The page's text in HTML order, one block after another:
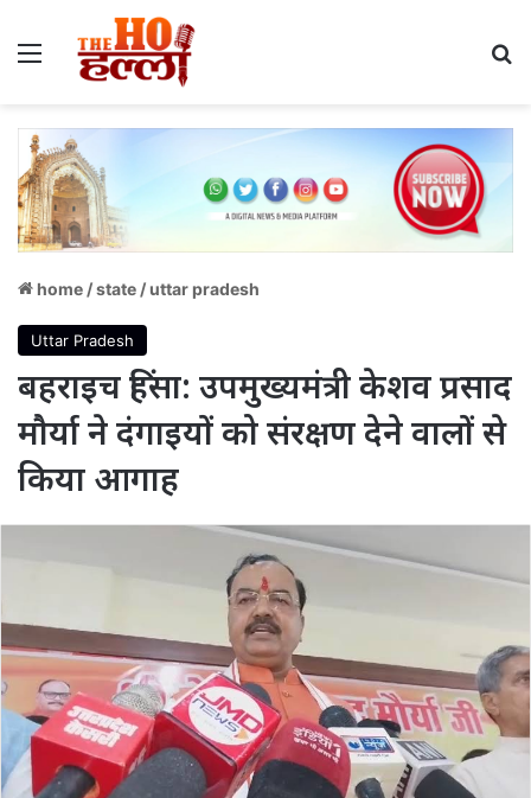
Menu
home /state /uttar pradesh
Uttar Pradesh
बहराइच हिंसा: उपमुख्यमंत्री केशव प्रसाद
मौर्या ने दंगाइयों को संरक्षण देने वालों से
किया आगाह